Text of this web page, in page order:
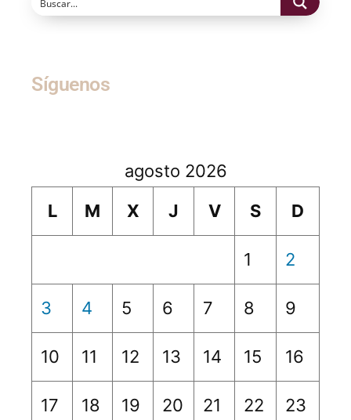
Síguenos
agosto 2026
L
M X J V S D
1 2
3 4 5 6 7 8 9
10 11 12 13 14 15 16
17 18 19 20 21 22 23